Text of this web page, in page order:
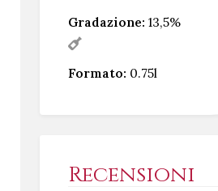
Gradazione: 13,5%
Formato: 0.75l
Recensioni